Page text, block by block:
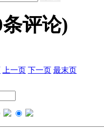
条评论)
上一页 下一页 最末页